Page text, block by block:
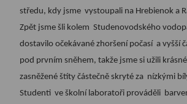
středu, kdy jsme vystoupali na Hrebienok a
Zpět jsme šli kolem Studenovodského
dostavilo očekávané zhoršení počasí a vyšší
pod prvním sněhem, takže jsme si užili
zasněžené štíty částečně skryté za nízkými
Studenti ve školní laboratoři prováděli